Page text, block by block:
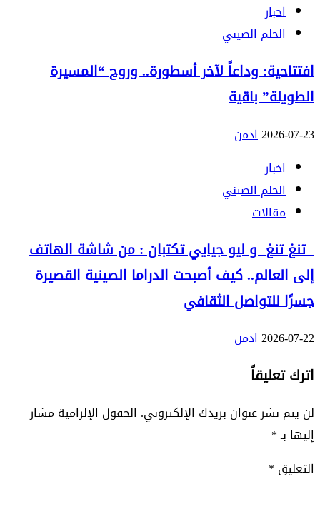
اخبار
الحلم الصيني
افتتاحية: وداعاً لآخر أسطورة.. وروح “المسيرة
الطويلة” باقية
2026-07-23ادمن
اخبار
الحلم الصيني
مقالات
تنغ تنغ و ليو جيايي تكتبان : من شاشة الهاتف
إلى العالم.. كيف أصبحت الدراما الصينية القصيرة
جسرًا للتواصل الثقافي
2026-07-22ادمن
اترك تعليقاً
لن يتم نشر عنوان بريدك الإلكتروني. الحقول الإلزامية مشار
إليها بـ*
التعليق *